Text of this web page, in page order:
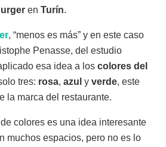
en Turín.
, “menos es más” y en este caso
Penasse, del estudio
esa idea a los colores del
tres: rosa, azul y verde, este
la marca del restaurante.
colores es una idea interesante
muchos espacios, pero no es lo